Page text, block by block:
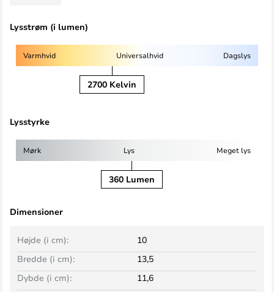
Lysstrøm (i lumen)
Varmhvid Universalhvid Dagslys
2700 Kelvin
Lysstyrke
Mørk Lys Meget lys
360 Lumen
Dimensioner
Bredde (i cm): 13,5
Højde (i cm): 10
Dybde (i cm): 11,6